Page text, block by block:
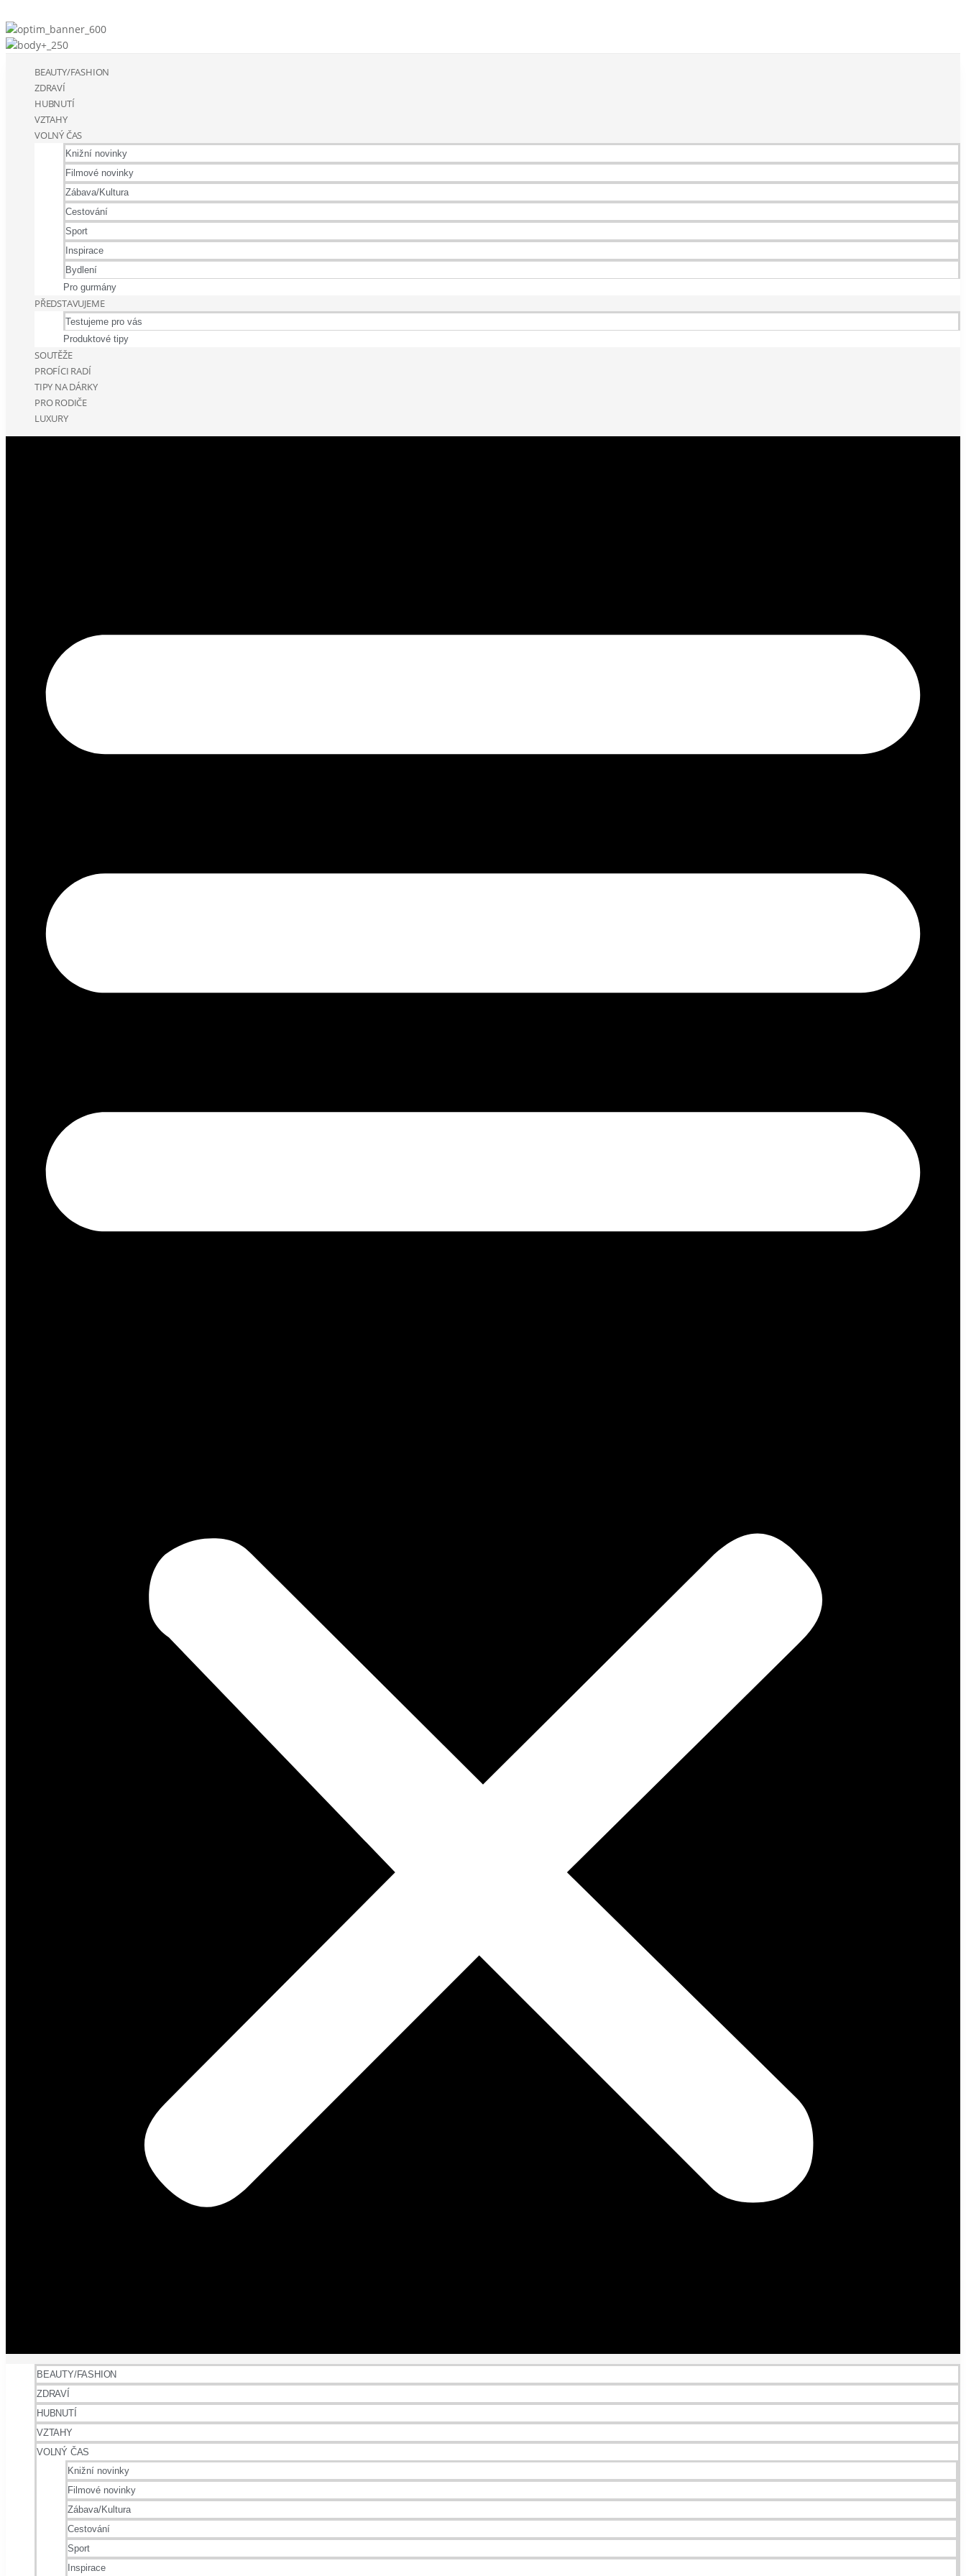
BEAUTY/FASHION
ZDRAVÍ
HUBNUTÍ
VZTAHY
VOLNÝ ČAS
Knižní novinky
Filmové novinky
Zábava/Kultura
Cestování
Sport
Inspirace
Bydlení
Pro gurmány
PŘEDSTAVUJEME
Testujeme pro vás
Produktové tipy
SOUTĚŽE
PROFÍCI RADÍ
TIPY NA DÁRKY
PRO RODIČE
LUXURY
BEAUTY/FASHION
ZDRAVÍ
HUBNUTÍ
VZTAHY
VOLNÝ ČAS
Knižní novinky
Filmové novinky
Zábava/Kultura
Cestování
Sport
Inspirace